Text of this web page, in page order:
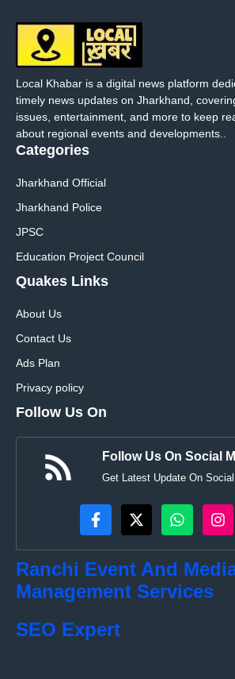
Local Khabar is a digital news platform
timely news updates on Jharkhand,
issues, entertainment, and more to keep
about regional events and developments..
Categories
Jharkhand Official
Jharkhand Police
JPSC
Education Project Council
Quakes Links
About Us
Contact Us
Ads Plan
Privacy policy
Follow Us On
Follow Us On Social
Get Latest Update On
Ranchi Event And
Management Services
SEO Expert